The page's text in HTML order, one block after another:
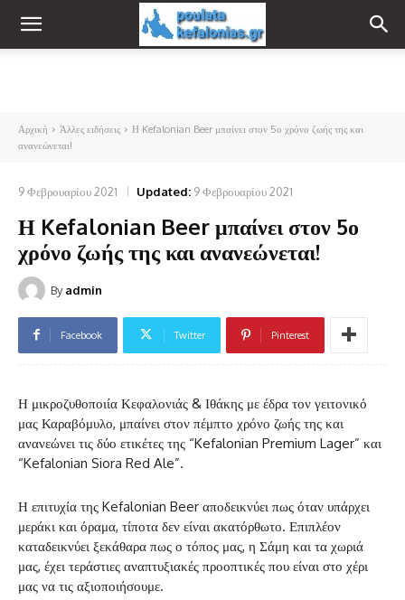
Αρχική Άλλες ειδήσεις
Η Kefalonian Beer μπαίνει στον 5ο χρόνο ζωής της και
ανανεώνεται!
9 Φεβρουαρίου 2021 Updated: 9 Φεβρουαρίου 2021
Η Kefalonian Beer μπαίνει στον 5ο
χρόνο ζωής της και ανανεώνεται!
By admin
Facebook Twitter Pinterest
Η μικροζυθοποιία Κεφαλονιάς & Ιθάκης με έδρα τον γειτονικό
μας Καραβόμυλο, μπαίνει στον πέμπτο χρόνο ζωής της και
ανανεώνει τις δύο ετικέτες της “Kefalonian Premium Lager” και
“Kefalonian Siora Red Ale”.
Η επιτυχία της Kefalonian Beer αποδεικνύει πως όταν υπάρχει
μεράκι και όραμα, τίποτα δεν είναι ακατόρθωτο. Επιπλέον
καταδεικνύει ξεκάθαρα πως ο τόπος μας, η Σάμη και τα χωριά
μας, έχει τεράστιες αναπτυξιακές προοπτικές που είναι στο χέρι
μας να τις αξιοποιήσουμε.